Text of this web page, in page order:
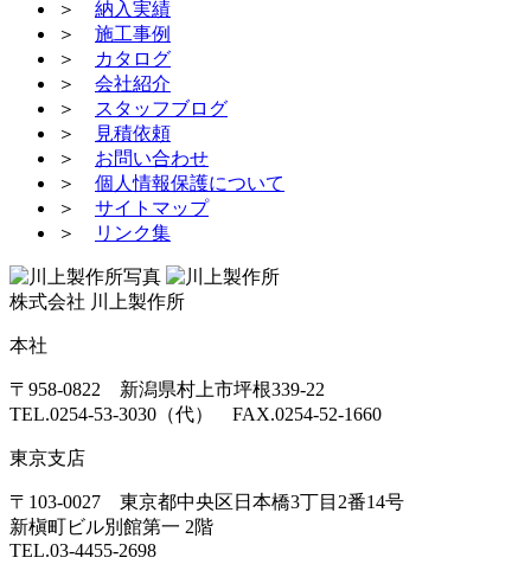
＞ 納入実績
＞ 施工事例
＞
カタログ
＞ 会社紹介
＞
スタッフブログ
＞
見積依頼
＞ お問い合わせ
＞ 個人情報保護について
＞ サイトマップ
＞
リンク集
株式会社 川上製作所
本社
〒958-0822 新潟県村上市坪根339-22
TEL.0254-53-3030（代） FAX.0254-52-1660
東京支店
〒103-0027 東京都中央区日本橋3丁目2番14号
新槇町ビル別館第一 2階
TEL.03-4455-2698